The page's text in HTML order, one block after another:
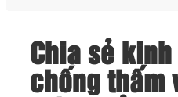
Chia sẻ
chống thấm